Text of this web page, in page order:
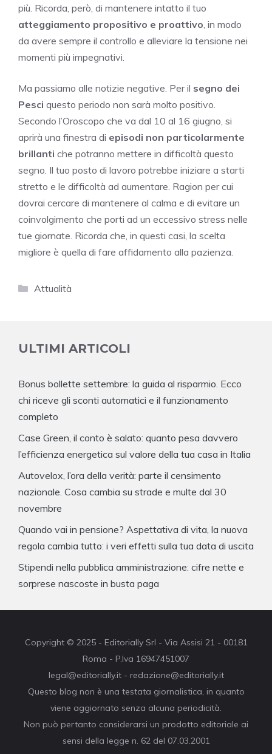
più. Ricorda, però, di mantenere intatto il tuo
atteggiamento propositivo e proattivo, in modo
da avere sempre il controllo e alleviare la tensione nei
momenti più impegnativi.
Ma passiamo alle notizie negative. Per il segno dei
Pesci questo periodo non sarà molto positivo.
Secondo l’Oroscopo che va dal 10 al 16 giugno, si
aprirà una finestra di episodi non particolarmente
brillanti che potranno mettere in difficoltà questo
segno. Il tuo posto di lavoro potrebbe iniziare a starti
stretto e le difficoltà ad aumentare. Ragion per cui
dovrai cercare di mantenere al calma e di evitare un
coinvolgimento che porti ad un eccessivo stress nelle
tue giornate. Ricorda che, in questi casi, la scelta
migliore è quella di fare affidamento alla pazienza.
Categorie
Attualità
ULTIMI ARTICOLI
Bonus bollette settembre: la guida al risparmio. Ecco
chi riceve gli sconti automatici e il funzionamento
completo
Case Green, il conto è salato: quanto pesa davvero
l’efficienza energetica sul valore della tua casa in Italia
Autovelox, l’ora della verità: parte il censimento
nazionale. Cosa cambia su strade e multe dal 30
novembre
Quando vai in pensione? Aspettativa di vita, la nuova
regola cambia tutto: i veri effetti sulla tua data di uscita
Stipendi nella pubblica amministrazione: cifre nette e
sorprese nascoste in busta paga
Copyright © 2025 - Editorially Srl - Via Assisi 21 - 00181
Roma - P.Iva 16947451007
legal@editorially.it - redazione@editorially.it
Questo blog non è una testata giornalistica, in quanto
viene aggiornato senza alcuna periodicità.
Non può pertanto considerarsi un prodotto editoriale ai
sensi della legge n. 62 del 07.03.2001